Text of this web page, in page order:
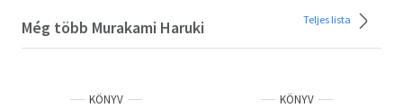
Még több Murakami Haruki Teljes lista
KÖNYV KÖNYV